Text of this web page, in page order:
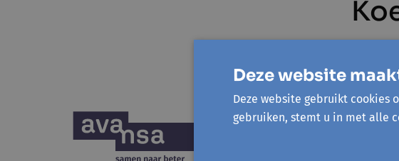
Deze website
Deze website gebruikt cookies
gebruiken, stemt u in met alle